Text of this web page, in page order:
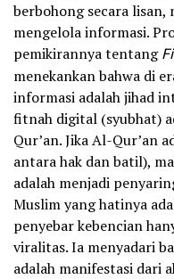
berbohong secara lisan,
mengelola informasi.
pemikirannya tentang
menekankan bahwa di
informasi adalah jihad
fitnah digital (syubhat)
Qur’an. Jika Al-Qur’an
antara hak dan batil),
adalah menjadi
Muslim yang hatinya
penyebar kebencian
viralitas. Ia menyadari
adalah manifestasi dari